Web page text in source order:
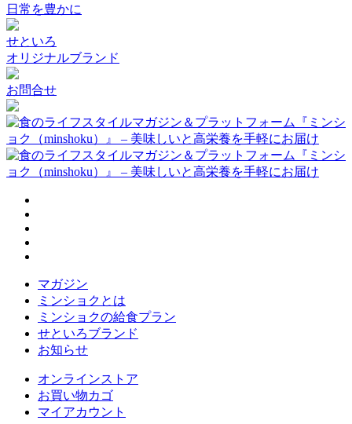
日常を豊かに
せといろ
オリジナルブランド
お問合せ
マガジン
ミンショクとは
ミンショクの給食プラン
せといろブランド
お知らせ
オンラインストア
お買い物カゴ
マイアカウント